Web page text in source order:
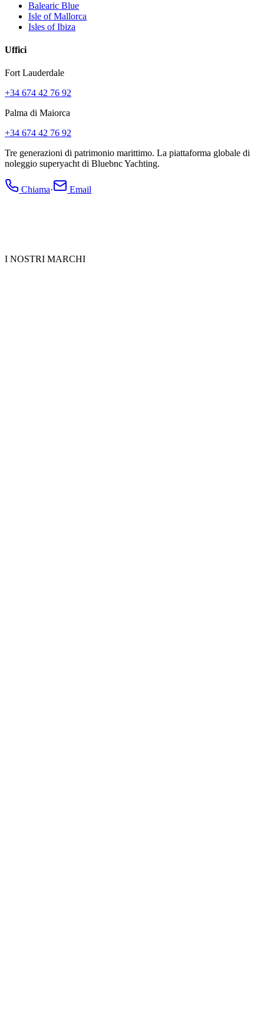
Balearic Blue
Isle of Mallorca
Isles of Ibiza
Uffici
Fort Lauderdale
+34 674 42 76 92
Palma di Maiorca
+34 674 42 76 92
Tre generazioni di patrimonio marittimo. La piattaforma globale di
noleggio superyacht di Bluebnc Yachting.
Chiama· Email
I NOSTRI MARCHI